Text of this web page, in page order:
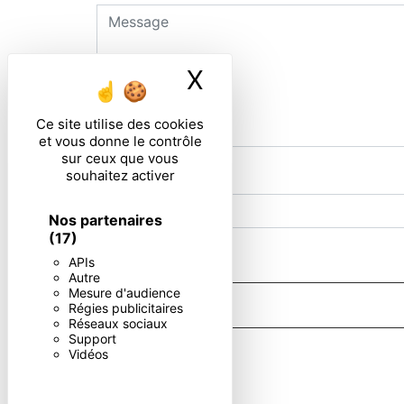
Ce site utilise des cookies
et vous donne le contrôle
sur ceux que vous
souhaitez activer
Nos partenaires
(17)
APIs
Autre
Mesure d'audience
Régies publicitaires
Réseaux sociaux
Support
Vidéos
X
Combien font un plus quatre
** Les données personnelles communiquées sont nécessaires